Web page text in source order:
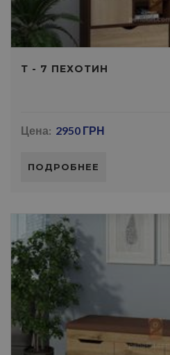
Т - 7 ПЕХОТИН
Цена: 2950 ГРН
ПОДРОБНЕЕ